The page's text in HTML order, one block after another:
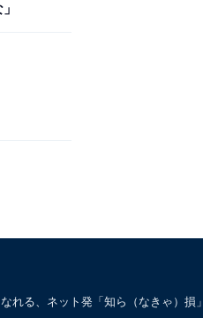
る、ネット発「知ら（なきゃ）損